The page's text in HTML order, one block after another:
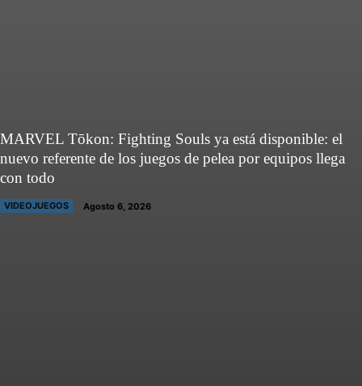
MARVEL Tōkon: Fighting Souls ya está disponible: el
nuevo referente de los juegos de pelea por equipos llega
con todo
VIDEOJUEGOS Agosto 6, 2026